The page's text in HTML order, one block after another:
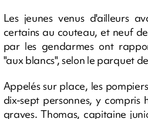
Les jeunes venus d'ailleurs
certains au couteau, et neuf
par les gendarmes ont
"aux blancs", selon le parquet
Appelés sur place, les
dix-sept personnes, y compris
graves. Thomas, capitaine